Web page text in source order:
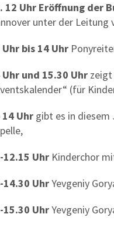
12 Uhr Eröffnung der
unter der Leitung
Uhr bis 14 Uhr
Uhr und 15.30 Uhr zeigt
(für
14 Uhr gibt es in diesem
12.15 Uhr Kinderchor
14.30 UhrYevgeniy
15.30 UhrYevgeniy